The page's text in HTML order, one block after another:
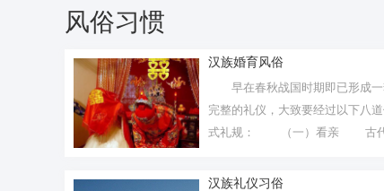
风俗习惯
汉族婚育风俗
早在春秋战国时期即已形成
完整的礼仪，大致要经过以下八
式礼规： （一）看亲 古
汉族礼仪习俗